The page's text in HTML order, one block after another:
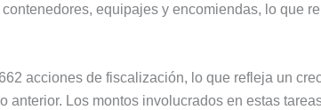
equipajes y encomiendas, lo que
acciones de fiscalización, lo que refleja un
anterior. Los montos involucrados en estas